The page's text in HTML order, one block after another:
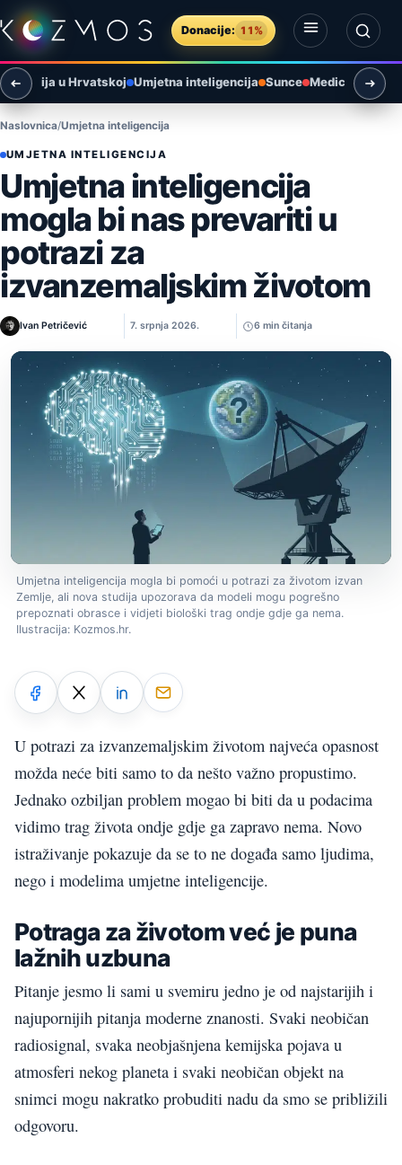
Preskoči na sadržaj
Donacije: 11%
Otvori izbornik
Otvori pretragu
u Hrvatskoj Umjetna inteligencija Sunce Medicina
Naslovnica Umjetna inteligencija
UMJETNA INTELIGENCIJA
Umjetna inteligencija
mogla bi nas prevariti u
potrazi za
izvanzemaljskim životom
Ivan Petričević 7. srpnja 2026. 6 min čitanja
Umjetna inteligencija mogla bi pomoći u potrazi za životom izvan
Zemlje, ali nova studija upozorava da modeli mogu pogrešno
prepoznati obrasce i vidjeti biološki trag ondje gdje ga nema.
Ilustracija: Kozmos.hr.
U potrazi za izvanzemaljskim životom najveća opasnost
možda neće biti samo to da nešto važno propustimo.
Jednako ozbiljan problem mogao bi biti da u podacima
vidimo trag života ondje gdje ga zapravo nema. Novo
istraživanje pokazuje da se to ne događa samo ljudima,
nego i modelima umjetne inteligencije.
Potraga za životom već je puna
lažnih uzbuna
Pitanje jesmo li sami u svemiru jedno je od najstarijih i
najupornijih pitanja moderne znanosti. Svaki neobičan
radiosignal, svaka neobjašnjena kemijska pojava u
atmosferi nekog planeta i svaki neobičan objekt na
snimci mogu nakratko probuditi nadu da smo se približili
odgovoru.